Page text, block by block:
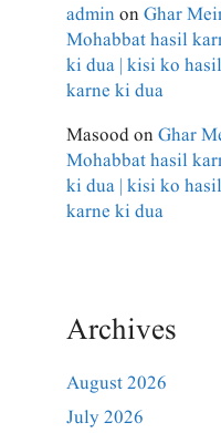
adminonGhar
Mohabbat hasil
ki dua | kisi ko
karne ki dua
MasoodonGhar
Mohabbat hasil
ki dua | kisi ko
karne ki dua
Archives
August 2026
July 2026